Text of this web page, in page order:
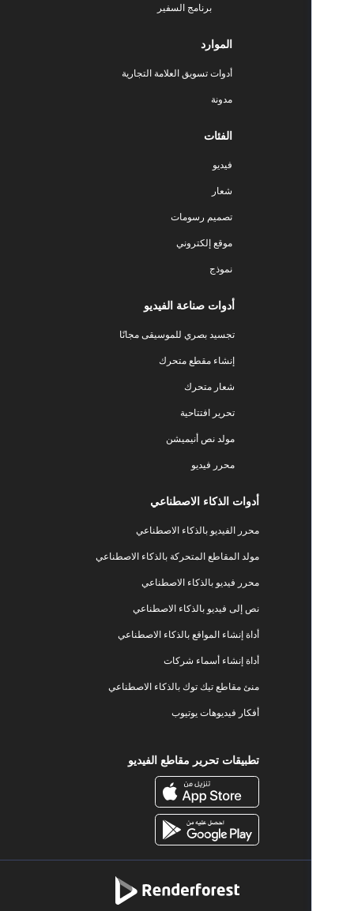
برنامج السفير
أدوات تسويق العلامة التجارية
تصميم رسومات
موقع إلكتروني
أدوات صناعة الفيديو
تجسيد بصري للموسيقى مجانًا
إنشاء مقطع متحرك
شعار متحرك
تحرير افتتاحية
مولد نص أنيميشن
محرر فيديو
أدوات الذكاء الاصطناعي
محرر الفيديو بالذكاء الاصطناعي
مولد المقاطع المتحركة بالذكاء الاصطناعي
محرر فيديو بالذكاء الاصطناعي
نص إلى فيديو بالذكاء الاصطناعي
أداة إنشاء المواقع بالذكاء الاصطناعي
أداة إنشاء أسماء شركات
منئ مقاطع تيك توك بالذكاء الاصطناعي
أفكار فيديوهات يوتيوب
تطبيقات تحرير مقاطع الفيديو